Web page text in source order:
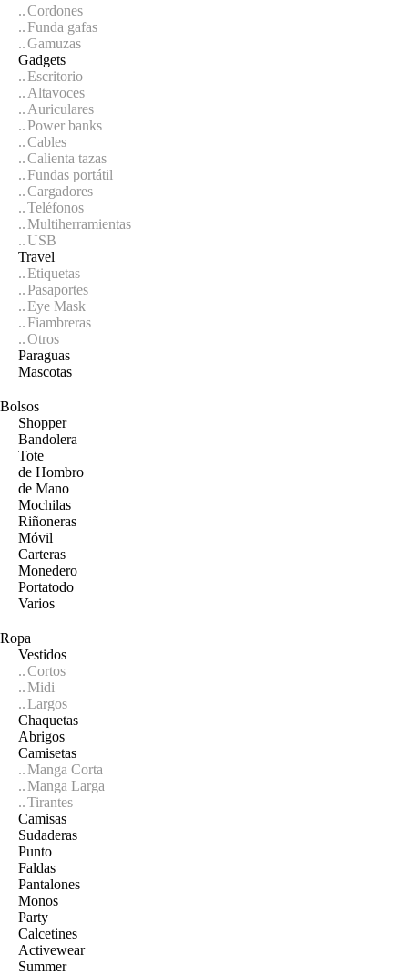
Cordones
Funda gafas
Gamuzas
Gadgets
Escritorio
Altavoces
Auriculares
Power banks
Cables
Calienta tazas
Fundas portátil
Cargadores
Teléfonos
Multiherramientas
USB
Travel
Etiquetas
Pasaportes
Eye Mask
Fiambreras
Otros
Paraguas
Mascotas
Bolsos
Shopper
Bandolera
Tote
de Hombro
de Mano
Mochilas
Riñoneras
Móvil
Carteras
Monedero
Portatodo
Varios
Ropa
Vestidos
Cortos
Midi
Largos
Chaquetas
Abrigos
Camisetas
Manga Corta
Manga Larga
Tirantes
Camisas
Sudaderas
Punto
Faldas
Pantalones
Monos
Party
Calcetines
Activewear
Summer